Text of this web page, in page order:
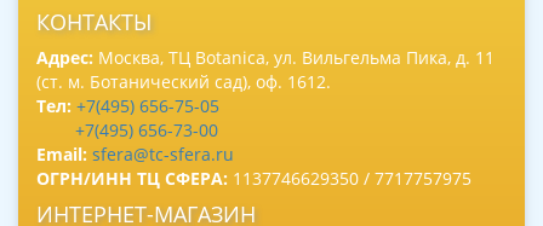
КОНТАКТЫ
Адрес: Москва, ТЦ Botanica, ул. Вильгельма Пика, д. 11
(ст. м. Ботанический сад), оф. 1612.
Тел: +7(495) 656-75-05
+7(495) 656-73-00
Email: sfera@tc-sfera.ru
ОГРН/ИНН ТЦ СФЕРА: 1137746629350 / 7717757975
ИНТЕРНЕТ-МАГАЗИН